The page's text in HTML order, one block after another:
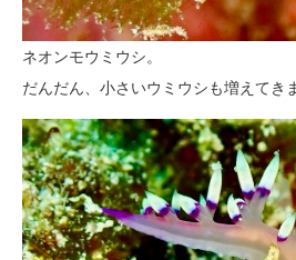
ネオンモウミウシ。
だんだん、小さいウミウシも増えてき